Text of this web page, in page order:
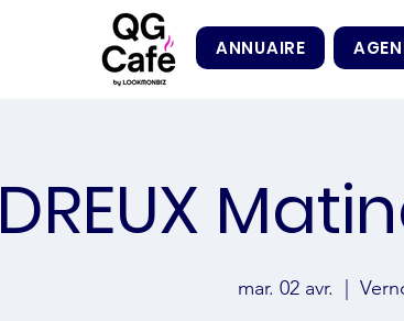
ANNUAIRE
DREUX
mar. 02 avr.